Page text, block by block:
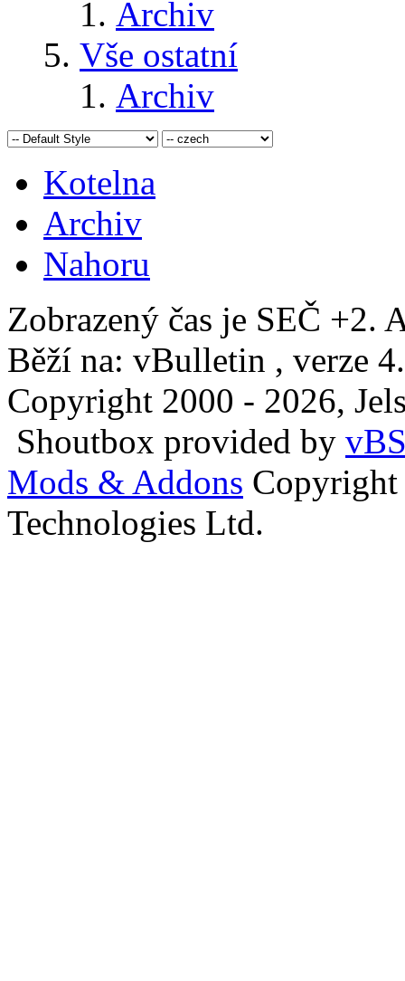
Archiv
Vše ostatní
Archiv
Kotelna
Archiv
Nahoru
Zobrazený čas je SEČ +2.
Běží na: vBulletin , verze
Copyright 2000 - 2026,
Shoutbox provided by
Mods & Addons
Technologies Ltd.